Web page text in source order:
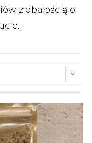
z dbałością o